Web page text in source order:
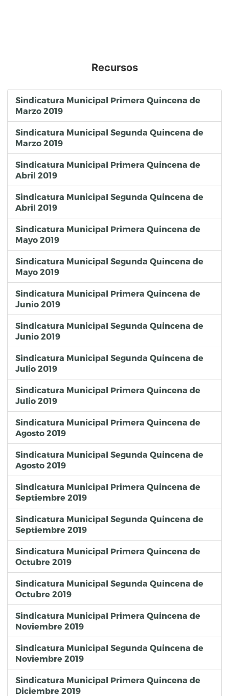
Recursos
Sindicatura Municipal Primera Quincena de
Marzo 2019
Sindicatura Municipal Segunda Quincena de
Marzo 2019
Sindicatura Municipal Primera Quincena de
Abril 2019
Sindicatura Municipal Segunda Quincena de
Abril 2019
Sindicatura Municipal Primera Quincena de
Mayo 2019
Sindicatura Municipal Segunda Quincena de
Mayo 2019
Sindicatura Municipal Primera Quincena de
Junio 2019
Sindicatura Municipal Segunda Quincena de
Junio 2019
Sindicatura Municipal Segunda Quincena de
Julio 2019
Sindicatura Municipal Primera Quincena de
Julio 2019
Sindicatura Municipal Primera Quincena de
Agosto 2019
Sindicatura Municipal Segunda Quincena de
Agosto 2019
Sindicatura Municipal Primera Quincena de
Septiembre 2019
Sindicatura Municipal Segunda Quincena de
Septiembre 2019
Sindicatura Municipal Primera Quincena de
Octubre 2019
Sindicatura Municipal Segunda Quincena de
Octubre 2019
Sindicatura Municipal Primera Quincena de
Noviembre 2019
Sindicatura Municipal Segunda Quincena de
Noviembre 2019
Sindicatura Municipal Primera Quincena de
Diciembre 2019